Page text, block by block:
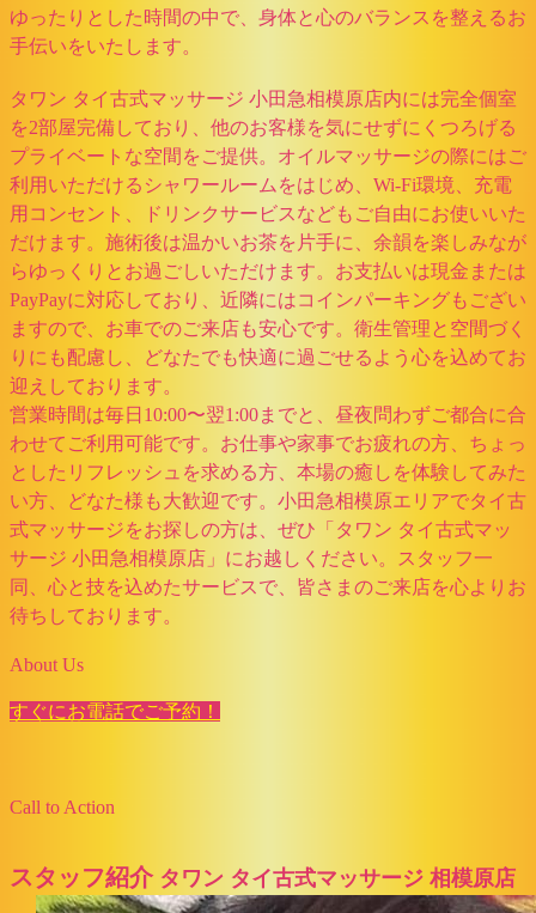
ゆったりとした時間の中で、身体と心のバランスを整えるお
手伝いをいたします。
タワン タイ古式マッサージ 小田急相模原店内には完全個室
を2部屋完備しており、他のお客様を気にせずにくつろげる
プライベートな空間をご提供。オイルマッサージの際にはご
利用いただけるシャワールームをはじめ、Wi-Fi環境、充電
用コンセント、ドリンクサービスなどもご自由にお使いいた
だけます。施術後は温かいお茶を片手に、余韻を楽しみなが
らゆっくりとお過ごしいただけます。お支払いは現金または
PayPayに対応しており、近隣にはコインパーキングもござい
ますので、お車でのご来店も安心です。衛生管理と空間づく
りにも配慮し、どなたでも快適に過ごせるよう心を込めてお
迎えしております。
営業時間は毎日10:00〜翌1:00までと、昼夜問わずご都合に合
わせてご利用可能です。お仕事や家事でお疲れの方、ちょっ
としたリフレッシュを求める方、本場の癒しを体験してみた
い方、どなた様も大歓迎です。小田急相模原エリアでタイ古
式マッサージをお探しの方は、ぜひ「タワン タイ古式マッ
サージ 小田急相模原店」にお越しください。スタッフ一
同、心と技を込めたサービスで、皆さまのご来店を心よりお
待ちしております。
About Us
すぐにお電話でご予約！
Call to Action
スタッフ紹介 タワン タイ古式マッサージ 相模原店